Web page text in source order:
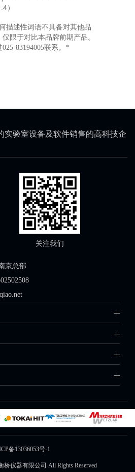
）
描述性词语不具备对其他品
限于对比本品牌前期产品。
83194005联系。*
实验室设备及软件销售的高科技企
关注我们
京总部
备13036053号-1
桥仪器有限公司 All Rights Reserved